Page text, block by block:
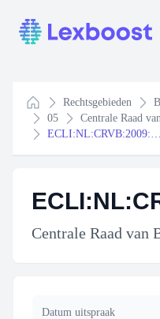
Lexboost
Home
Rechtsgebieden
05
Centrale Raad
ECLI:NL:CRVB:2009:BI7163
Centrale Raad van
Datum uitspraak